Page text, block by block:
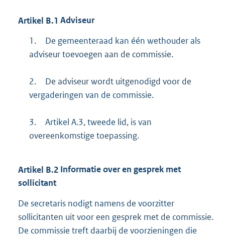
Artikel B.1 Adviseur
1.
De gemeenteraad kan één wethouder als
adviseur toevoegen aan de commissie.
2.
De adviseur wordt uitgenodigd voor de
vergaderingen van de commissie.
3.
Artikel A.3, tweede lid, is van
overeenkomstige toepassing.
Artikel B.2 Informatie over en gesprek met
sollicitant
De secretaris nodigt namens de voorzitter
sollicitanten uit voor een gesprek met de commissie.
De commissie treft daarbij de voorzieningen die